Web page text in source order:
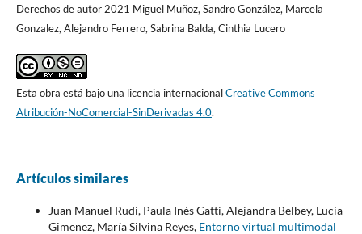
Derechos de autor 2021 Miguel Muñoz, Sandro González, Marcela
Gonzalez, Alejandro Ferrero, Sabrina Balda, Cinthia Lucero
Esta obra está bajo una licencia internacionalCreative Commons
Atribución-NoComercial-SinDerivadas 4.0.
Artículos similares
Juan Manuel Rudi, Paula Inés Gatti, Alejandra Belbey, Lucía
Gimenez, María Silvina Reyes, Entorno virtual multimodal